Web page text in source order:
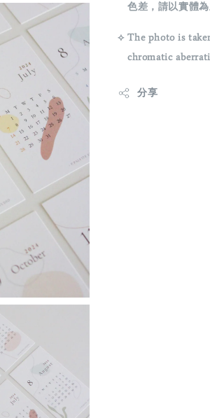
色差，請以實體
⟡ The photo is
chromatic
分享